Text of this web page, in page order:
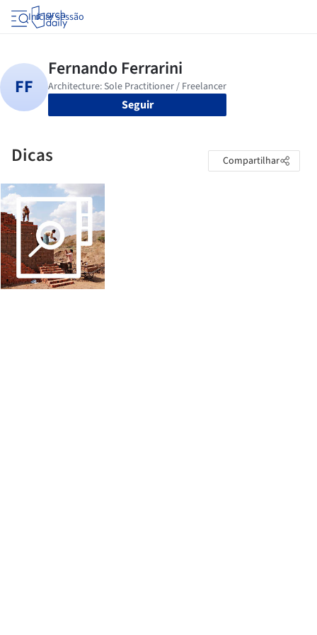
Iniciar sessão
Seguir
Dicas Compartilhar